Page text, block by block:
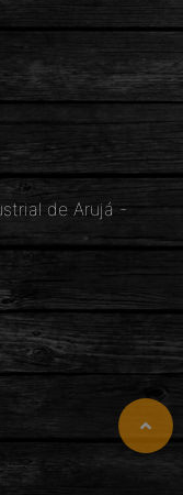
de Arujá -